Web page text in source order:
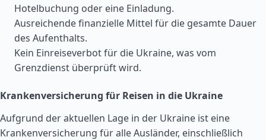
Hotelbuchung oder eine Einladung.
Ausreichende finanzielle Mittel für die gesamte Dauer
des Aufenthalts.
Kein Einreiseverbot für die Ukraine, was vom
Grenzdienst überprüft wird.
Krankenversicherung für Reisen in die Ukraine
Aufgrund der aktuellen Lage in der Ukraine ist eine
Krankenversicherung für alle Ausländer, einschließlich